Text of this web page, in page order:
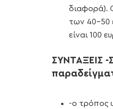
διαφορά).
των 40-50
είναι 100
ΣΥΝΤΑΞΕΙΣ -
-ο τρόπος